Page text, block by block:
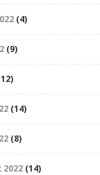
(4)
(9)
(14)
(8)
2022(14)